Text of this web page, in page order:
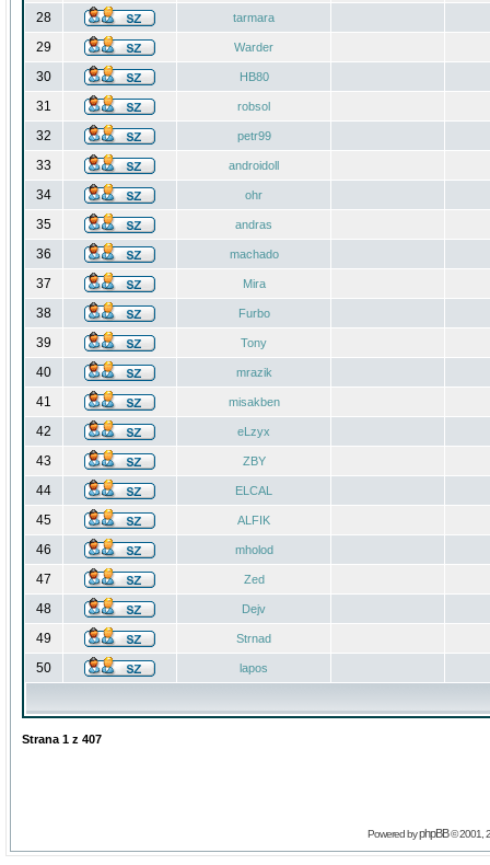
28 tarmara
29 Warder
30 HB80
31 robsol
32 petr99
33 androidoll
34 ohr
35 andras
36 machado
37 Mira
38 Furbo
39 Tony
40 mrazik
41 misakben
42 eLzyx
43 ZBY
44 ELCAL
45 ALFIK
46 mholod
47 Zed
48 Dejv
49 Strnad
50 lapos
Strana 1 z 407
Powered byphpBB© 2001,